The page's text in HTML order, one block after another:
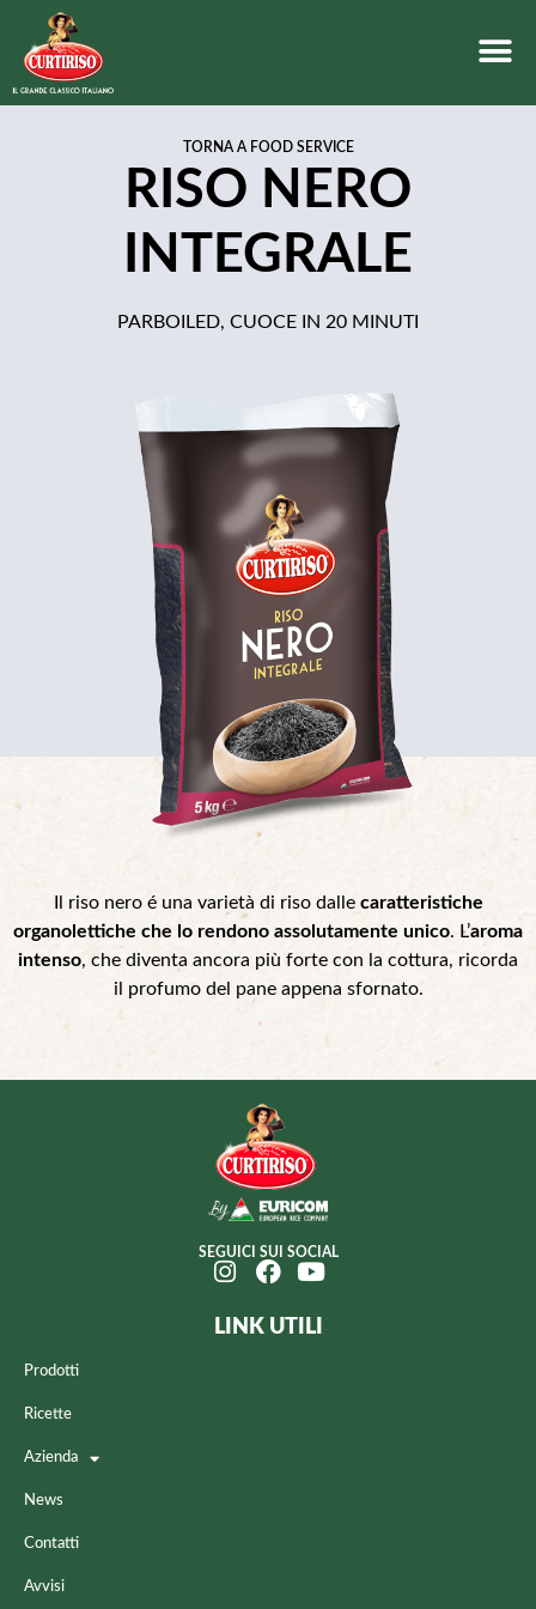
TORNA A FOOD SERVICE
RISO NERO
INTEGRALE
PARBOILED, CUOCE IN 20 MINUTI
Il riso nero é una varietà di riso dalle caratteristiche
organolettiche che lo rendono assolutamente unico. L’aroma
intenso, che diventa ancora più forte con la cottura, ricorda
il profumo del pane appena sfornato.
SEGUICI SUI SOCIAL
LINK UTILI
Prodotti
Ricette
Azienda
News
Contatti
Avvisi